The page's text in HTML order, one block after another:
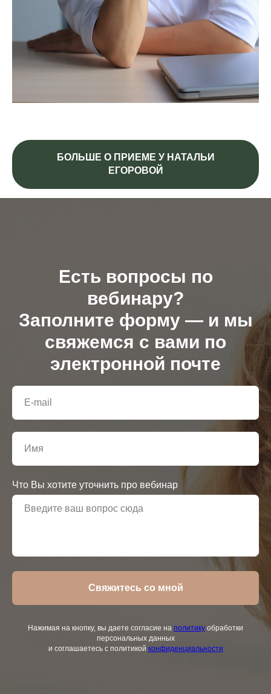
БОЛЬШЕ О ПРИЕМЕ У НАТАЛЬИ
ЕГОРОВОЙ
Есть вопросы по
вебинару?
Заполните форму — и мы
свяжемся с вами по
электронной почте
Что Вы хотите уточнить про вебинар
Свяжитесь со мной
Нажимая на кнопку, вы даете согласие на политику обработки
персональных данных
и соглашаетесь с политикой конфиденциальности